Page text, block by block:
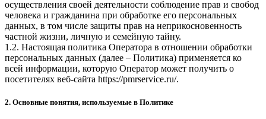
осуществления своей деятельности соблюдение прав и свобод
человека и гражданина при обработке его персональных
данных, в том числе защиты прав на неприкосновенность
частной жизни, личную и семейную тайну.
1.2. Настоящая политика Оператора в отношении обработки
персональных данных (далее – Политика) применяется ко
всей информации, которую Оператор может получить о
посетителях веб-сайта https://pmrservice.ru/.
2. Основные понятия, используемые в Политике